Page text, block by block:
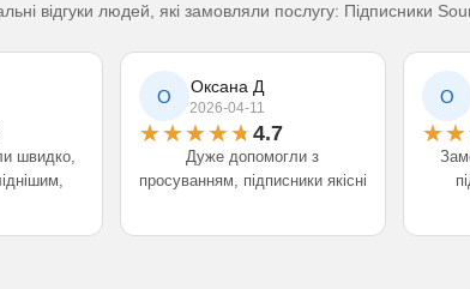
відгуки людей, які замовляли послугу: Підписники
швидко,
О Оксана Д
2026-04-11
4.7
Дуже допомогли з
просуванням, підписники якісні
О